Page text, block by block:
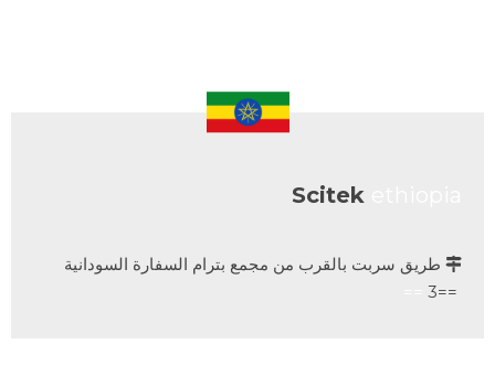
Scitek
 طريق سربت بالقرب من مجمع بترام السفارة السودانية
==3